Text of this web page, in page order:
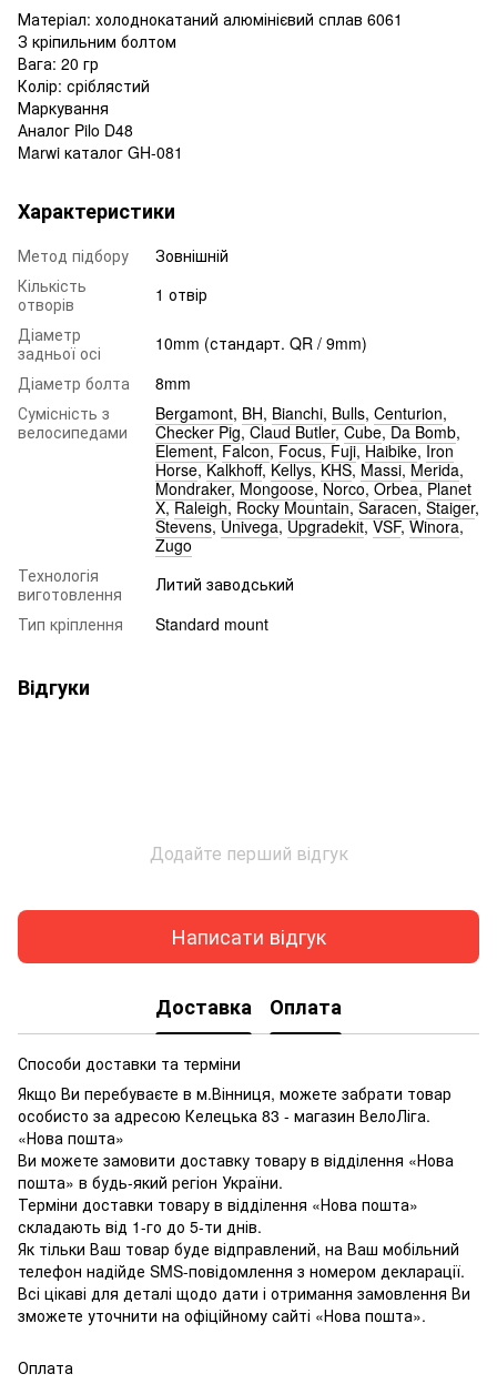
Матеріал: холоднокатаний алюмінієвий сплав 6061
З кріпильним болтом
Вага: 20 гр
Колір: сріблястий
Маркування
Аналог Pilo D48
Marwi каталог GH-081
Характеристики
Метод підбору
Зовнішній
Кількість
отворів
1 отвір
Діаметр
задньої осі
10mm (стандарт. QR / 9mm)
Діаметр болта
8mm
Сумісність з
велосипедами
Bergamont, BH, Bianchi, Bulls, Centurion,
Checker Pig,Claud Butler,Cube,Da Bomb,
Element,Falcon,Focus,Fuji,Haibike,Iron
Horse,Kalkhoff,Kellys,KHS, Massi,Merida,
Mondraker,Mongoose,Norco,Orbea,Planet
X,Raleigh, Rocky Mountain,Saracen, Staiger,
Stevens,Univega,Upgradekit,VSF,Winora,
Zugo
Технологія
виготовлення
Литий заводський
Тип кріплення
Standard mount
Відгуки
Додайте перший відгук
Написати відгук
Доставка Оплата
Способи доставки та терміни
Якщо Ви перебуваєте в м.Вінниця, можете забрати товар
особисто за адресою Келецька 83 - магазин ВелоЛіга.
«Нова пошта»
Ви можете замовити доставку товару в відділення «Нова
пошта» в будь-який регіон України.
Терміни доставки товару в відділення «Нова пошта»
складають від 1-го до 5-ти днів.
Як тільки Ваш товар буде відправлений, на Ваш мобільний
телефон надійде SMS-повідомлення з номером декларації.
Всі цікаві для деталі щодо дати і отримання замовлення Ви
зможете уточнити на офіційному сайті «Нова пошта».
Оплата